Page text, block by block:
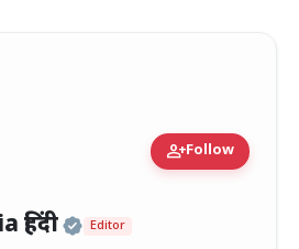
person_addFollow
हिंदी Official | Verified
Editor